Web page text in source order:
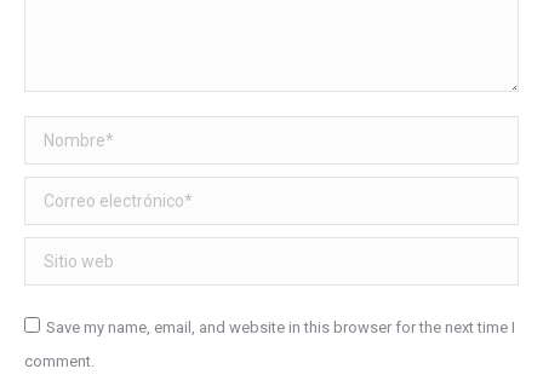
Nombre *
Correo electrónico *
Sitio web
Save my name, email, and website in this browser for the next time I
comment.